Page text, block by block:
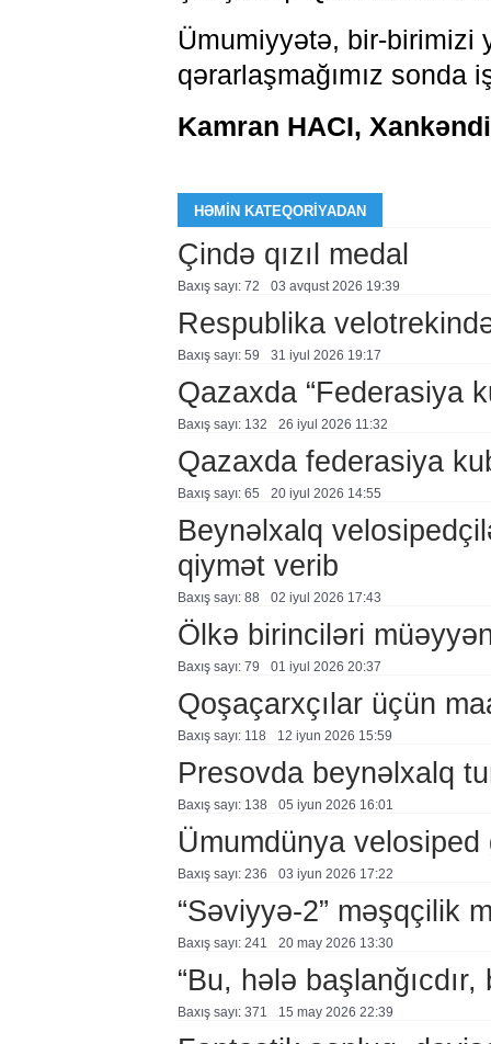
Ümumiyyətə, bir-birimizi
qərarlaşmağımız sonda
Kamran HACI, Xankəndi
HƏMIN KATEQORIYADAN
Çində qızıl medal
Baxış sayı: 72 03 avqust 2026 19:39
Respublika
Baxış sayı: 59 31 i̇yul 2026 19:17
Qazaxda “Federasiya
Baxış sayı: 132 26 i̇yul 2026 11:32
Qazaxda federasiya
Baxış sayı: 65 20 i̇yul 2026 14:55
Beynəlxalq
qiymət verib
Baxış sayı: 88 02 i̇yul 2026 17:43
Ölkə birinciləri
Baxış sayı: 79 01 i̇yul 2026 20:37
Qoşaçarxçılar üçün
Baxış sayı: 118 12 i̇yun 2026 15:59
Presovda beynəlxalq
Baxış sayı: 138 05 i̇yun 2026 16:01
Ümumdünya
Baxış sayı: 236 03 i̇yun 2026 17:22
“Səviyyə-2” məşqçilik
Baxış sayı: 241 20 may 2026 13:30
“Bu, hələ
Baxış sayı: 371 15 may 2026 22:39